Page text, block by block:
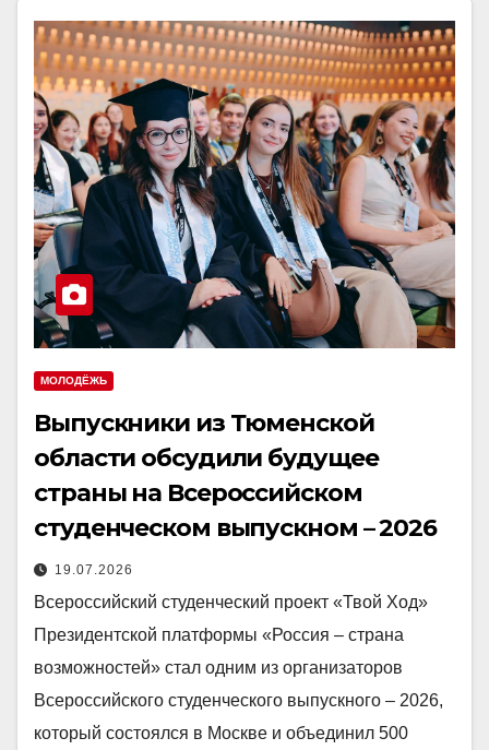
МОЛОДЁЖЬ
Выпускники из Тюменской
области обсудили будущее
страны на Всероссийском
студенческом выпускном – 2026
19.07.2026
Всероссийский студенческий проект «Твой Ход»
Президентской платформы «Россия – страна
возможностей» стал одним из организаторов
Всероссийского студенческого выпускного – 2026,
который состоялся в Москве и объединил 500